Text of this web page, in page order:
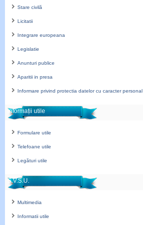
Stare civilă
Licitatii
Integrare europeana
Legislatie
Anunturi publice
Aparitii in presa
Informare privind protectia datelor cu caracter personal
Informații utile
Formulare utile
Telefoane utile
Legături utile
S.V.S.U.
Multimedia
Informatii utile